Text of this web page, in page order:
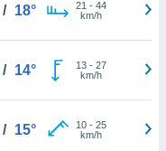
/ 18° 21 - 44
km/h
/ 14° 13- 27
km/h
/ 15° 10- 25
km/h